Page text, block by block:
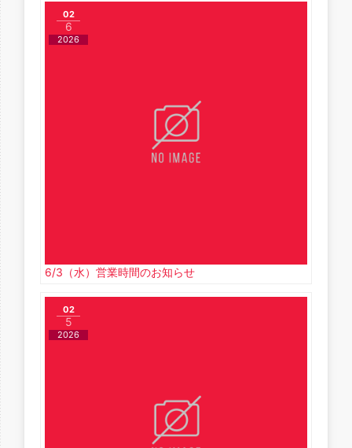
6/3（水）営業時間のお知らせ
02
6
2026
02
5
2026